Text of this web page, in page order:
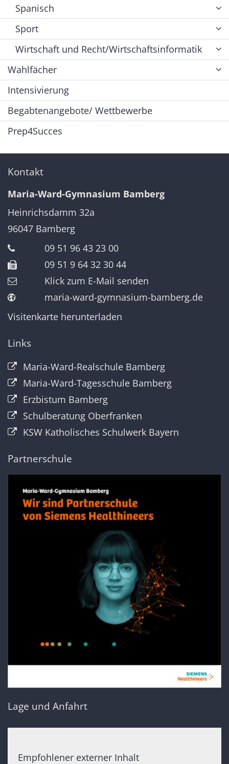
Spanisch
Sport
Wirtschaft und Recht/Wirtschaftsinformatik
Wahlfächer
Intensivierung
Begabtenangebote/ Wettbewerbe
Prep4Succes
Kontakt
Maria-Ward-Gymnasium Bamberg
Heinrichsdamm 32a
96047 Bamberg
09 51 96 43 23 00
09 51 9 64 32 30 44
Klick zum E-Mail senden
maria-ward-gymnasium-bamberg.de
Visitenkarte herunterladen
Links
Maria-Ward-Realschule Bamberg
Maria-Ward-Tagesschule Bamberg
Erzbistum Bamberg
Schulberatung Oberfranken
KSW Katholisches Schulwerk Bayern
Partnerschule
Lage und Anfahrt
Empfohlener externer Inhalt